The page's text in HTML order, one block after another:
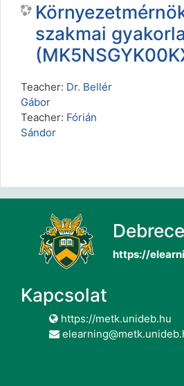
szakmai
Teacher: Dr. Bellér
Gábor
Teacher: Fórián
Sándor
https://
Kapcsolat
https://metk.unideb.hu